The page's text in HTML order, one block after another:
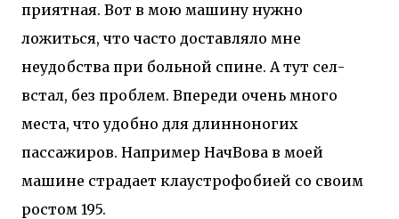
приятная. Вот в мою машину нужно
ложиться, что часто доставляло мне
неудобства при больной спине. А тут сел-
встал, без проблем. Впереди очень много
места, что удобно для длинноногих
пассажиров. Например НачВова в моей
машине страдает клаустрофобией со своим
ростом 195.